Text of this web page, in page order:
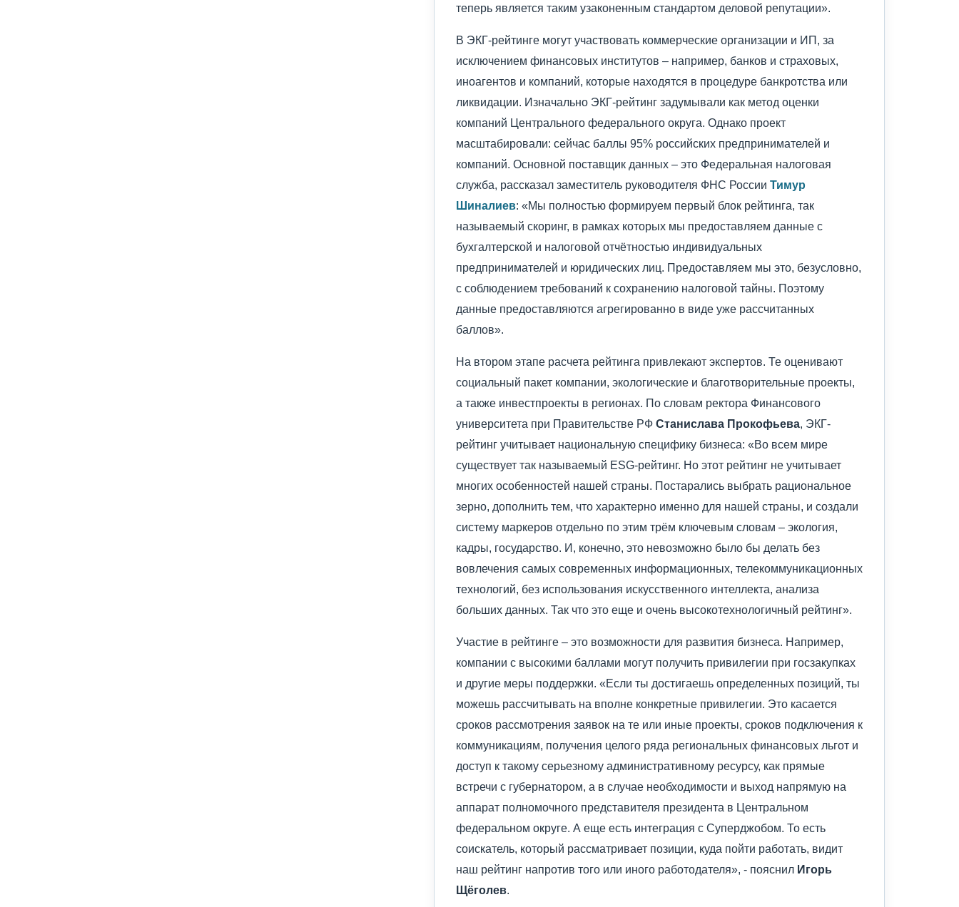
теперь является таким узаконенным стандартом деловой репутации».
В ЭКГ-рейтинге могут участвовать коммерческие организации и ИП, за
исключением финансовых институтов – например, банков и страховых,
иноагентов и компаний, которые находятся в процедуре банкротства или
ликвидации. Изначально ЭКГ-рейтинг задумывали как метод оценки
компаний Центрального федерального округа. Однако проект
масштабировали: сейчас баллы 95% российских предпринимателей и
компаний. Основной поставщик данных – это Федеральная налоговая
служба, рассказал заместитель руководителя ФНС России Тимур
Шиналиев: «Мы полностью формируем первый блок рейтинга, так
называемый скоринг, в рамках которых мы предоставляем данные с
бухгалтерской и налоговой отчётностью индивидуальных
предпринимателей и юридических лиц. Предоставляем мы это, безусловно,
с соблюдением требований к сохранению налоговой тайны. Поэтому
данные предоставляются агрегированно в виде уже рассчитанных
баллов».
На втором этапе расчета рейтинга привлекают экспертов. Те оценивают
социальный пакет компании, экологические и благотворительные проекты,
а также инвестпроекты в регионах. По словам ректора Финансового
университета при Правительстве РФ Станислава Прокофьева , ЭКГ-
рейтинг учитывает национальную специфику бизнеса: «Во всем мире
существует так называемый ESG-рейтинг. Но этот рейтинг не учитывает
многих особенностей нашей страны. Постарались выбрать рациональное
зерно, дополнить тем, что характерно именно для нашей страны, и создали
систему маркеров отдельно по этим трём ключевым словам – экология,
кадры, государство. И, конечно, это невозможно было бы делать без
вовлечения самых современных информационных, телекоммуникационных
технологий, без использования искусственного интеллекта, анализа
больших данных. Так что это еще и очень высокотехнологичный рейтинг».
Участие в рейтинге – это возможности для развития бизнеса. Например,
компании с высокими баллами могут получить привилегии при госзакупках
и другие меры поддержки. «Если ты достигаешь определенных позиций, ты
можешь рассчитывать на вполне конкретные привилегии. Это касается
сроков рассмотрения заявок на те или иные проекты, сроков подключения к
коммуникациям, получения целого ряда региональных финансовых льгот и
доступ к такому серьезному административному ресурсу, как прямые
встречи с губернатором, а в случае необходимости и выход напрямую на
аппарат полномочного представителя президента в Центральном
федеральном округе. А еще есть интеграция с Суперджобом. То есть
соискатель, который рассматривает позиции, куда пойти работать, видит
наш рейтинг напротив того или иного работодателя», - пояснил Игорь
Щёголев.